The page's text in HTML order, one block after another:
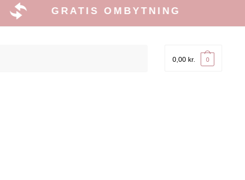
GRATIS OMBYTNING
0,00 kr. 0